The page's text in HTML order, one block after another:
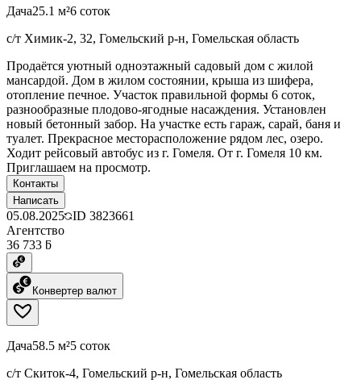
Дача25.1 м²6 соток
с/т Химик-2, 32, Гомельский р-н, Гомельская область
Продаётся уютный одноэтажный садовый дом с жилой
мансардой. Дом в жилом состоянии, крыша из шифера,
отопление печное. Участок правильной формы 6 соток,
разнообразные плодово-ягодные насаждения. Установлен
новый бетонный забор. На участке есть гараж, сарай, баня и
туалет. Прекрасное месторасположение рядом лес, озеро.
Ходит рейсовый автобус из г. Гомеля. От г. Гомеля 10 км.
Приглашаем на просмотр.
Контакты
Написать
05.08.2025 ID 3823661
Агентство
36 733 ƃ
Конвертер валют
Дача58.5 м²5 соток
с/т Скиток-4, Гомельский р-н, Гомельская область